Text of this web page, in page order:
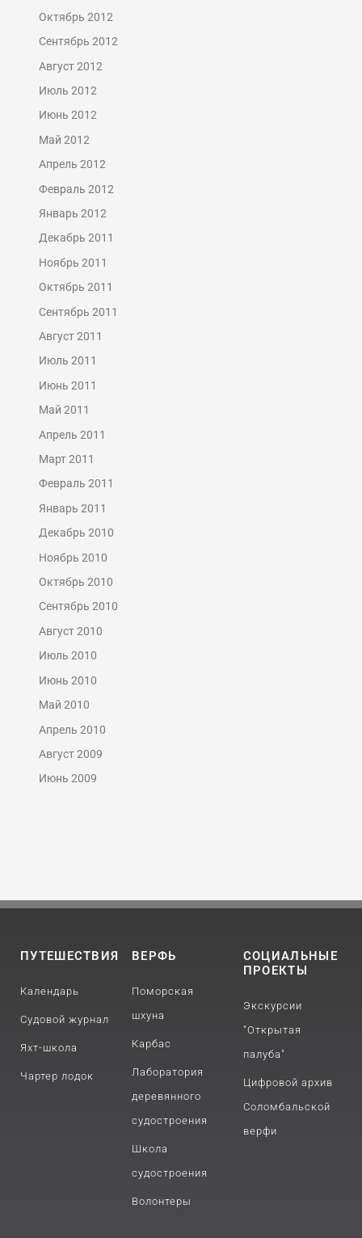
Октябрь 2012
Сентябрь 2012
Август 2012
Июль 2012
Июнь 2012
Май 2012
Апрель 2012
Февраль 2012
Январь 2012
Декабрь 2011
Ноябрь 2011
Октябрь 2011
Сентябрь 2011
Август 2011
Июль 2011
Июнь 2011
Май 2011
Апрель 2011
Март 2011
Февраль 2011
Январь 2011
Декабрь 2010
Ноябрь 2010
Октябрь 2010
Сентябрь 2010
Август 2010
Июль 2010
Июнь 2010
Май 2010
Апрель 2010
Август 2009
Июнь 2009
ПУТЕШЕСТВИЯ
Календарь
Судовой журнал
Яхт-школа
Чартер лодок
ВЕРФЬ
Поморская
шхуна
Карбас
Лаборатория
деревянного
судостроения
Школа
судостроения
Волонтеры
СОЦИАЛЬНЫЕ
ПРОЕКТЫ
Экскурсии
"Открытая
палуба"
Цифровой архив
Соломбальской
верфи